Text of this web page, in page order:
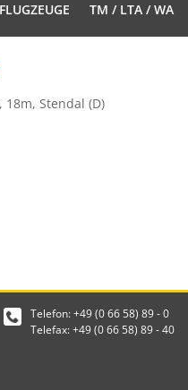
FLUGZEUGE TM / LTA / WA
18m, Stendal (D)
Telefon: +49 (0 66 58) 89 - 0
Telefax: +49 (0 66 58) 89 - 40